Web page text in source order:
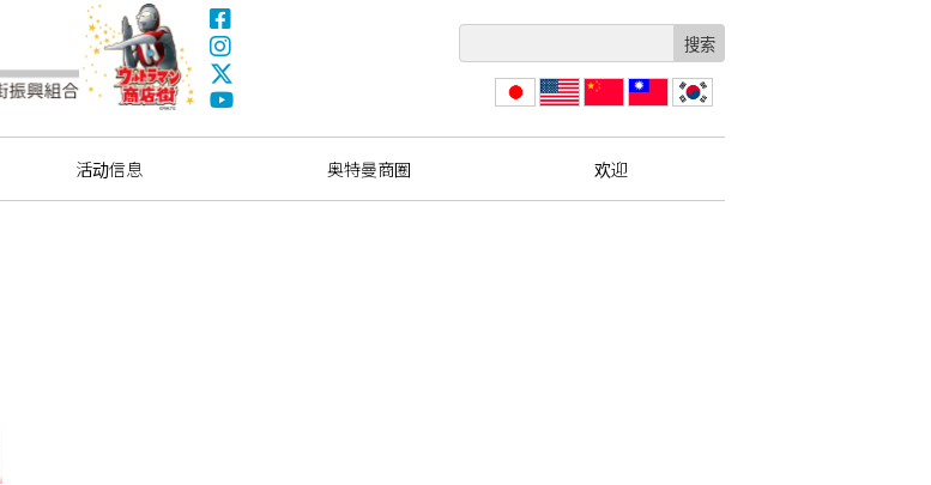
Facebook
Instagram
X(Twitter)
語
中文 中文
活动信息 奥特曼商圈 欢迎